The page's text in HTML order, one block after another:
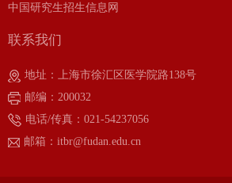
中国研究生招生信息网
联系我们
地址：上海市徐汇区医学院路138号
邮编：200032
电话/传真：021-54237056
邮箱：itbr@fudan.edu.cn